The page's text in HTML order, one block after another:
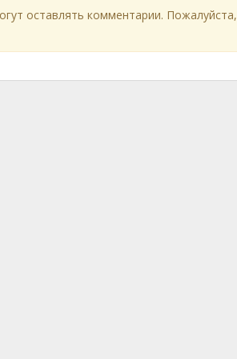
оставлять комментарии. Пожалуйста,